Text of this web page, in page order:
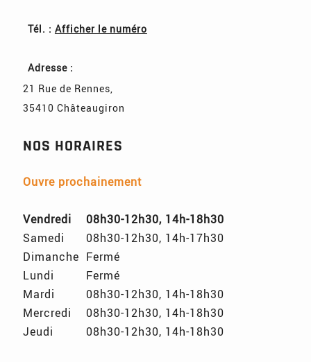
Tél. : Afficher le numéro
Adresse :
21 Rue de Rennes
35410 Châteaugiron
NOS HORAIRES
Ouvre prochainement
Vendredi
08h30-12h30, 14h-18h30
Samedi
08h30-12h30, 14h-17h30
Dimanche Fermé
Lundi
Fermé
Mardi
08h30-12h30, 14h-18h30
Mercredi
08h30-12h30, 14h-18h30
Jeudi
08h30-12h30, 14h-18h30